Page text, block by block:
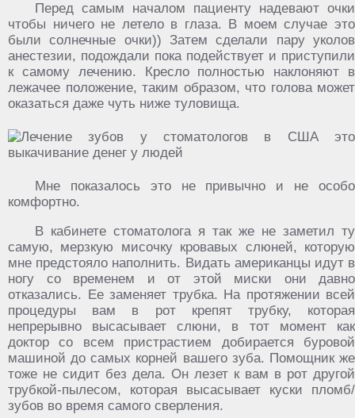
Перед самым началом пациенту надевают очки
чтобы ничего не летело в глаза. В моем случае это
были солнечные очки)) Затем сделали пару уколов
анестезии, подождали пока подействует и приступили
к самому лечению. Кресло полностью наклоняют в
лежачее положение, таким образом, что голова может
оказаться даже чуть ниже туловища.
Мне показалось это не привычно и не особо
комфортно.
В кабинете стоматолога я так же не заметил ту
самую, мерзкую мисочку кровавых слюней, которую
мне предстояло наполнить. Видать американцы идут в
ногу со временем и от этой миски они давно
отказались. Ее заменяет трубка. На протяжении всей
процедуры вам в рот крепят трубку, которая
непрерывно высасывает слюни, в тот момент как
доктор со всем пристрастием добирается буровой
машиной до самых корней вашего зуба. Помощник же
тоже не сидит без дела. Он лезет к вам в рот другой
трубкой-пылесом, которая высасывает куски пломб/
зубов во время самого сверления.